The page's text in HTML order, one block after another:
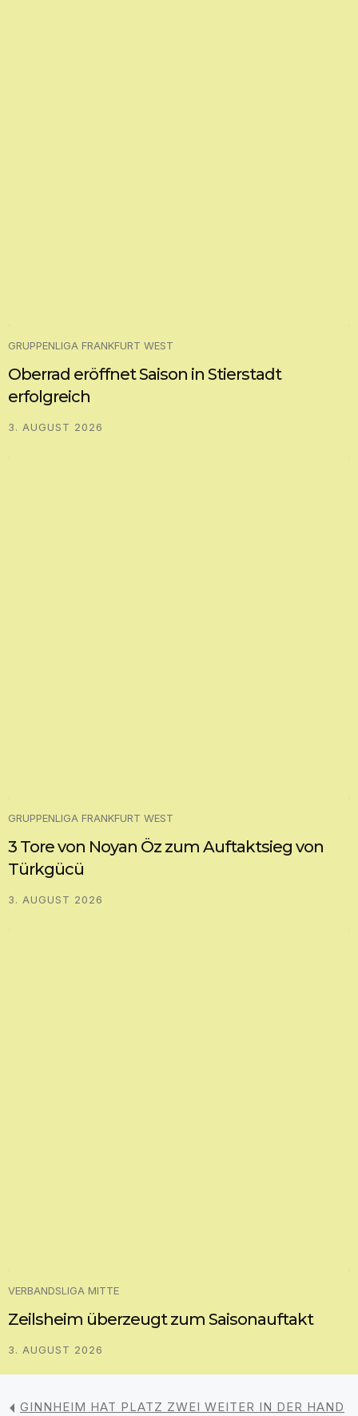
GRUPPENLIGA FRANKFURT WEST
Oberrad eröffnet Saison in Stierstadt
erfolgreich
3. AUGUST 2026
GRUPPENLIGA FRANKFURT WEST
3 Tore von Noyan Öz zum Auftaktsieg von
Türkgücü
3. AUGUST 2026
VERBANDSLIGA MITTE
Zeilsheim überzeugt zum Saisonauftakt
3. AUGUST 2026
GINNHEIM HAT PLATZ ZWEI WEITER IN DER HAND